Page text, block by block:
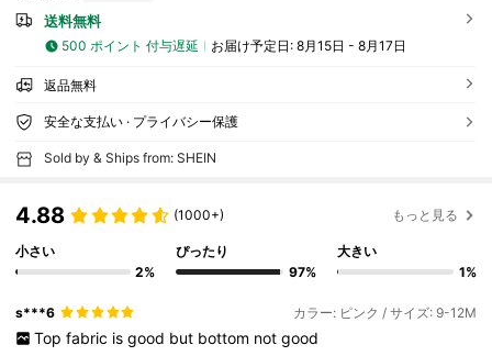
送料無料
500 ポイント 付与遅延 お届け予定日: 8月15日 - 8月17日
返品無料
安全な支払い · プライバシー保護
Sold by & Ships from: SHEIN
4.88 (1000+) もっと見る
小さい
2%
ぴったり
97%
大きい
1%
s***6 カラー: ピンク / サイズ: 9-12M
Top fabric is good but bottom not good